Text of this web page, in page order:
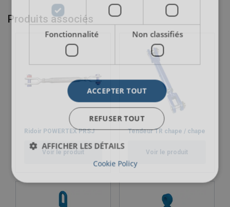
Produits associés
Ridoir POWERTEX PRSJ
Voir le produit
Tendeur TR chape / chape
Voir le produit
Fonctionnalité Non classifiés
ACCEPTER TOUT
REFUSER TOUT
AFFICHER LES DÉTAILS
Cookie Policy